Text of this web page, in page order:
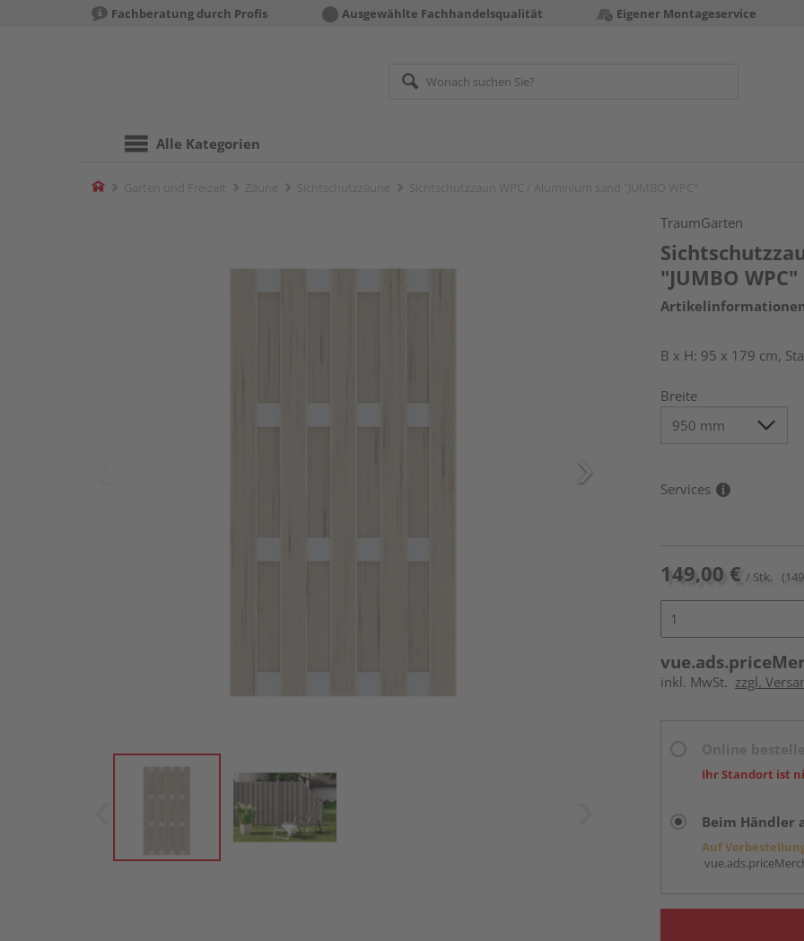
Fachberatung durch Profis Ausgewählte Fachhandelsqualität Eigener Montageservice
Alle Kategorien
Home
TraumGarten
"JUMBO WPC"
B x H: 95 x 179 cm,
Breite
Services
149,00 € / Stk.
inkl. MwSt. zzgl.
Ihr Standort ist
Beim Händler
Auf